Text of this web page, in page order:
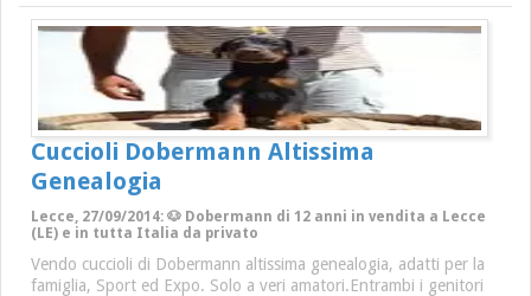
Cuccioli Dobermann Altissima
Genealogia
Lecce, 27/09/2014: 🐶 Dobermann di 12 anni in vendita a Lecce
(LE) e in tutta Italia da privato
Vendo cuccioli di Dobermann altissima genealogia, adatti per la
famiglia, Sport ed Expo. Solo a veri amatori.Entrambi i genitori